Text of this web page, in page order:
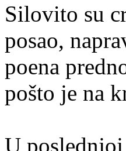
Silovito su
posao,
poena
pošto je na
U